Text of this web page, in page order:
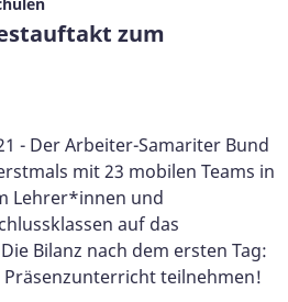
zum
- Der Arbeiter-Samariter Bund
mit 23 mobilen Teams in
Lehrer*innen und
auf das
Bilanz nach dem ersten Tag:
teilnehmen!